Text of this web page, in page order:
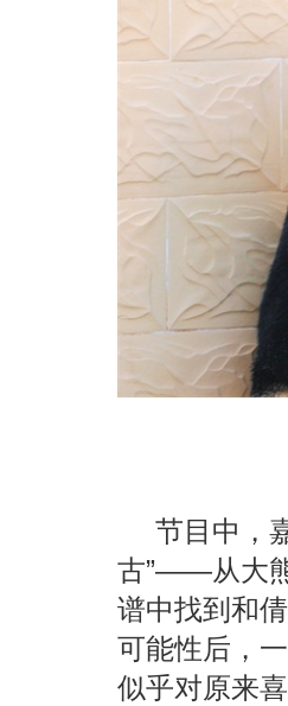
节目中，
古”——从大
谱中找到和
可能性后，
似乎对原来